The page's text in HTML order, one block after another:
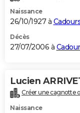
Naissance
26/10/1927 à
Décès
27/07/2006 à
Lucien
Créer une cagnotte
Naissance